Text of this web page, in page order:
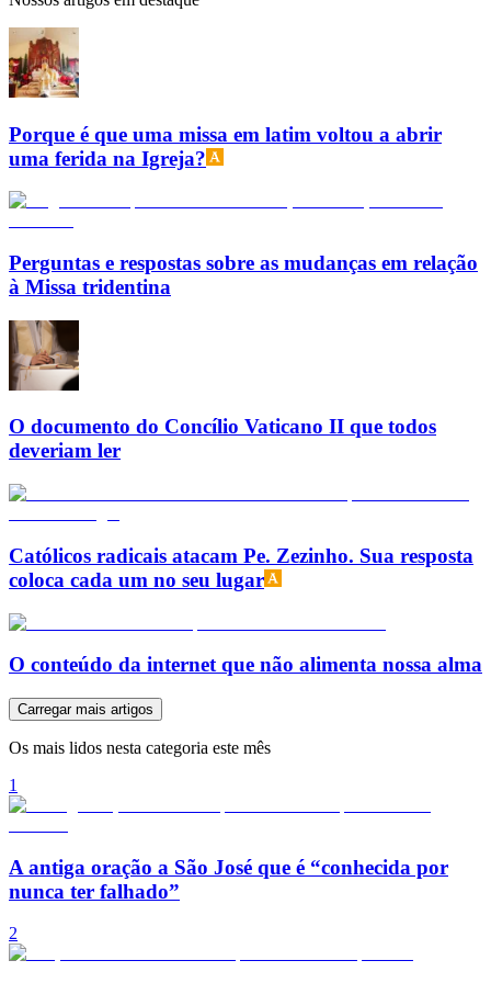
Porque é que uma missa em latim voltou a abrir
uma ferida na Igreja?
Perguntas e respostas sobre as mudanças em relação
à Missa tridentina
O documento do Concílio Vaticano II que todos
deveriam ler
Católicos radicais atacam Pe. Zezinho. Sua resposta
coloca cada um no seu lugar
O conteúdo da internet que não alimenta nossa alma
Carregar mais artigos
Os mais lidos nesta categoria este mês
1
A antiga oração a São José que é “conhecida por
nunca ter falhado”
2